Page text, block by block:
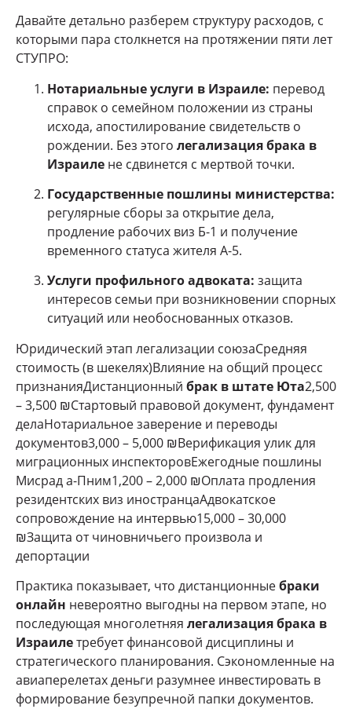
Давайте детально разберем структуру расходов, с
которыми пара столкнется на протяжении пяти лет
СТУПРО:
Нотариальные услуги в Израиле: перевод
справок о семейном положении из страны
исхода, апостилирование свидетельств о
рождении. Без этого легализация брака в
Израиле не сдвинется с мертвой точки.
Государственные пошлины министерства:
регулярные сборы за открытие дела,
продление рабочих виз Б-1 и получение
временного статуса жителя А-5.
Услуги профильного адвоката: защита
интересов семьи при возникновении спорных
ситуаций или необоснованных отказов.
Юридический этап легализации союзаСредняя
стоимость (в шекелях)Влияние на общий процесс
признанияДистанционный брак в штате Юта2,500
– 3,500 ₪Стартовый правовой документ, фундамент
делаНотариальное заверение и переводы
документов3,000 – 5,000 ₪Верификация улик для
миграционных инспекторовЕжегодные пошлины
Мисрад а-Пним1,200 – 2,000 ₪Оплата продления
резидентских виз иностранцаАдвокатское
сопровождение на интервью15,000 – 30,000
₪Защита от чиновничьего произвола и
депортации
Практика показывает, что дистанционныебраки
онлайн невероятно выгодны на первом этапе, но
последующая многолетняя легализация брака в
Израилетребует финансовой дисциплины и
стратегического планирования. Сэкономленные на
авиаперелетах деньги разумнее инвестировать в
формирование безупречной папки документов.